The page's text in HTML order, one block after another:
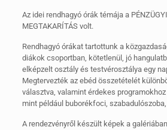
Az idei rendhagyó órák témája a
MEGTAKARÍTÁS volt.
Rendhagyó órákat tartottunk a
diákok csoportban, kötetlenül, jó
elképzelt osztály és testvérosztálya egy
Megtervezték az ebéd összetételét
választva, valamint érdekes
mint például buborékfoci,
A rendezvényről készült képek a